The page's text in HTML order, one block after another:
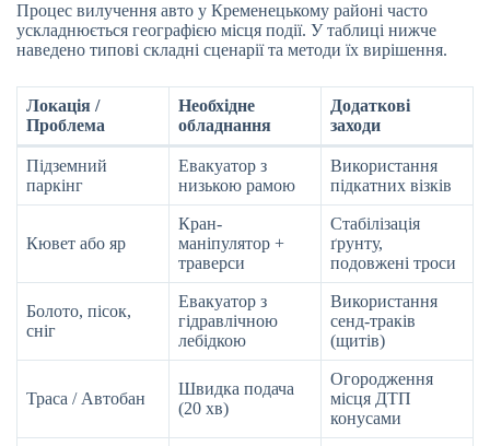
Процес вилучення авто у Кременецькому районі часто
ускладнюється географією місця події. У таблиці нижче
наведено типові складні сценарії та методи їх вирішення.
Локація /
Проблема
Необхідне
обладнання
Додаткові
заходи
Підземний
паркінг
Евакуатор з
низькою рамою
Використання
підкатних візків
Кювет або яр
Кран-
маніпулятор +
траверси
Стабілізація
ґрунту,
подовжені троси
Болото, пісок,
сніг
Евакуатор з
гідравлічною
лебідкою
Використання
сенд-траків
(щитів)
Траса / Автобан
Швидка подача
(20 хв)
Огородження
місця ДТП
конусами